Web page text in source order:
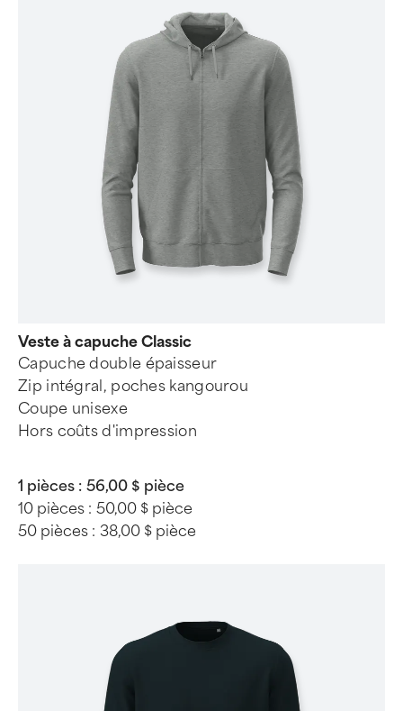
Veste à capuche Classic
Capuche double épaisseur
Zip intégral, poches kangourou
Coupe unisexe
Hors coûts d'impression
1 pièces : 56,00 $ pièce
10 pièces : 50,00 $ pièce
50 pièces : 38,00 $ pièce